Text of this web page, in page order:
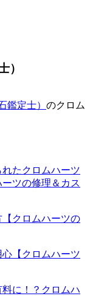
）
鑑定士） のクロム
たクロムハーツ
ツの修理＆カス
クロムハーツの
【クロムハーツ
に！？クロムハ